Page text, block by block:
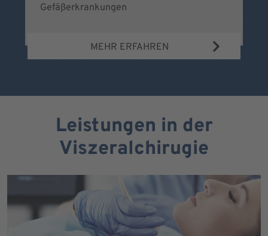
Gefäßerkrankungen
MEHR ERFAHREN
Leistungen in der
Viszeralchirugie